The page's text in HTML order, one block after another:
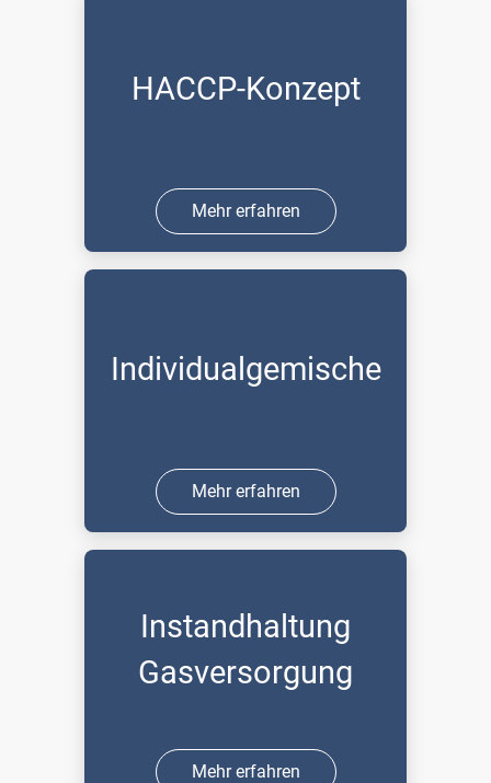
HACCP-Konzept
Mehr erfahren
Individualgemische
Mehr erfahren
Instandhaltung
Gasversorgung
Mehr erfahren